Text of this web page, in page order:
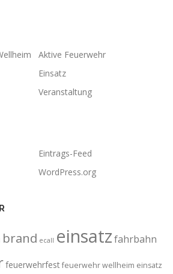
Aktive Feuerwehr
Einsatz
Veranstaltung
Eintrags-Feed
WordPress.org
brand ecall einsatzfahrbahn
feuerwehrfest feuerwehr wellheim einsatz